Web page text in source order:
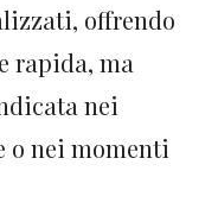
offrendo
rapida, ma
nei
o nei momenti